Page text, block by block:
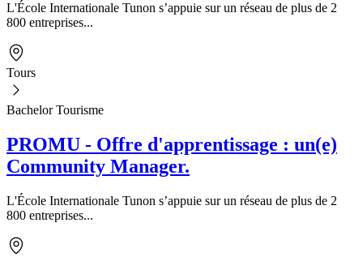
L'École Internationale Tunon s’appuie sur un réseau de plus de 2
800 entreprises...
Tours
Bachelor Tourisme
PROMU - Offre d'apprentissage : un(e)
Community Manager.
L'École Internationale Tunon s’appuie sur un réseau de plus de 2
800 entreprises...